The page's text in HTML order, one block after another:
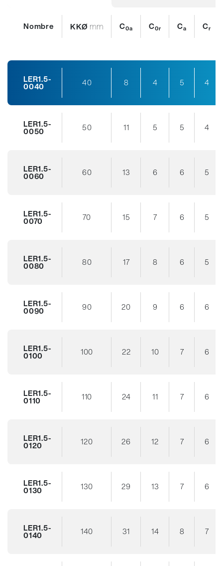
Nombre KKØ mm C0a C0r Ca Cr
LER1.5-
0040 40 8 4 5 4
LER1.5-
0050 50 11 5 5 4
LER1.5-
0060 60 13 6 6 5
LER1.5-
0070 70 15 7 6 5
LER1.5-
0080 80 17 8 6 5
LER1.5-
0090 90 20 9 6 6
LER1.5-
0100 100 22 10 7 6
LER1.5-
0110 110 24 11 7 6
LER1.5-
0120 120 26 12 7 6
LER1.5-
0130 130 29 13 7 6
LER1.5-
0140 140 31 14 8 7